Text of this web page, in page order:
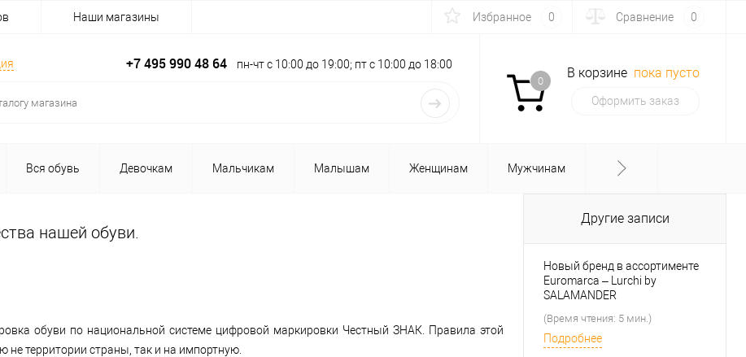
Наши магазины Избранное 0 Сравнение 0
+7 495 990 48 64 пн-чт с 10:00 до 19:00; пт с 10:00 до 18:00
0
В корзине пока пусто
Оформить заказ
Вся обувь Девочкам Мальчикам Малышам Женщинам Мужчинам
нашей обуви.
обуви по национальной системе цифровой маркировки Честный ЗНАК. Правила этой
территории страны, так и на импортную.
Другие записи
Новый бренд в ассортименте
Euromarca – Lurchi by
SALAMANDER
(Время чтения: 5 мин.)
Подробнее